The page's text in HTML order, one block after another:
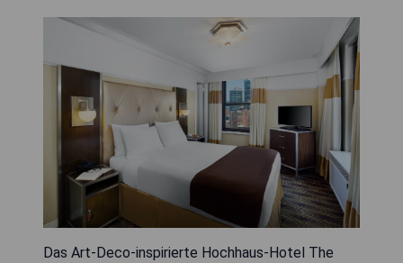
Das Art-Deco-inspirierte Hochhaus-Hotel The